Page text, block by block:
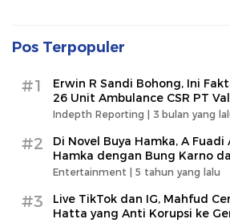
Pos Terpopuler
#1
Erwin R Sandi Bohong, Ini
26 Unit Ambulance CSR PT
Indepth Reporting | 3 bulan yang
#2
Di Novel Buya Hamka, A
Hamka dengan Bung Karno
Entertainment | 5 tahun yang lalu
#3
Live TikTok dan IG, Mahfud
Hatta yang Anti Korupsi ke